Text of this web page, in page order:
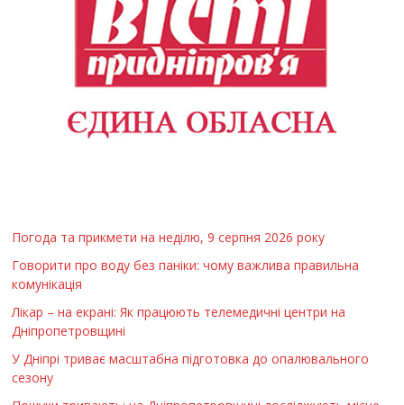
Погода та прикмети на неділю, 9 серпня 2026 року
Говорити про воду без паніки: чому важлива правильна
комунікація
Лікар – на екрані: Як працюють телемедичні центри на
Дніпропетровщині
У Дніпрі триває масштабна підготовка до опалювального
сезону